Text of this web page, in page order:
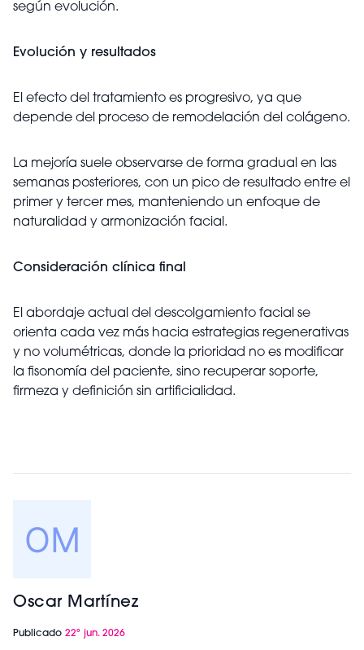
según evolución.
Evolución y resultados
El efecto del tratamiento es progresivo, ya que
depende del proceso de remodelación del colágeno.
La mejoría suele observarse de forma gradual en las
semanas posteriores, con un pico de resultado entre el
primer y tercer mes, manteniendo un enfoque de
naturalidad y armonización facial.
Consideración clínica final
El abordaje actual del descolgamiento facial se
orienta cada vez más hacia estrategias regenerativas
y no volumétricas, donde la prioridad no es modificar
la fisonomía del paciente, sino recuperar soporte,
firmeza y definición sin artificialidad.
Oscar Martínez
Publicado 22º jun. 2026